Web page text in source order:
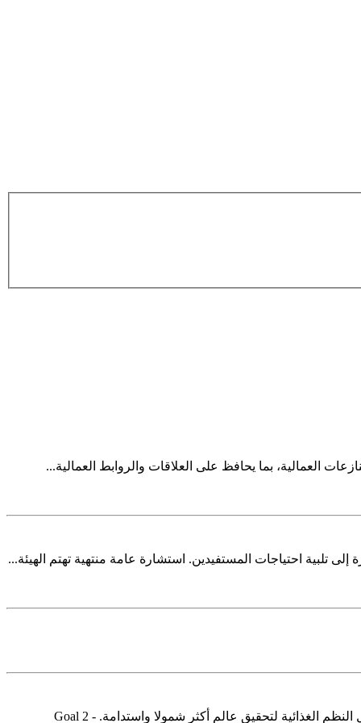
العمالية، بما يحافظ على العلاقات والروابط العمالية...
Goal 2-Ar.xlsx يتطلب الأمن الغذائي اعتماد نهج متعدد الأبعاد – من الحماية الاجتماعية إلى ضمان الغذاء الآمن والمغذي خاصة للأطفال وتحويل النظم الغذائية لتحقيق عالم أكثر شمولا واستدامة. Goal 2 -